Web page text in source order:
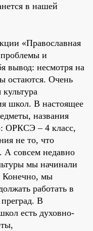
в нашей
«Православная
и
вывод: несмотря на
остаются. Очень
школ. В настоящее
названия
ОРКСЭ – 4 класс,
не то, что
А совсем недавно
мы начинали
Конечно, мы
работать в
В
есть духовно-